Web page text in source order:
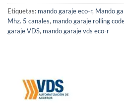
Etiquetas: mando garaje eco-r, Mando
Mhz. 5 canales, mando garaje rolling
garaje VDS, mando garaje vds eco-r